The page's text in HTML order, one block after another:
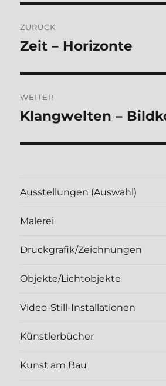
ZURÜCK
Vorheriger
Zeit – Horizonte
WEITER
Nächster
Klangwelten –
Ausstellungen (Auswahl)
Malerei
Druckgrafik/Zeichnungen
Objekte/Lichtobjekte
Video-Still-Installationen
Künstlerbücher
Kunst am Bau